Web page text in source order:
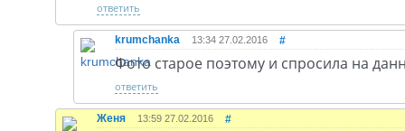
ответить
krumchanka 13:34 27.02.2016 #
Фото старое поэтому и спросила на
ответить
Женя 13:59 27.02.2016 #